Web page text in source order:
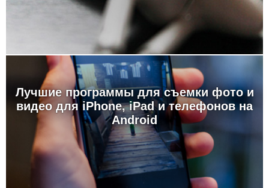
Лучшие программы для съемки фото и
видео для iPhone, iPad и телефонов на
Android